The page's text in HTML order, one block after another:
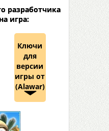
разработчика
игра:
Ключи
для
версии
игры от
(Alawar)